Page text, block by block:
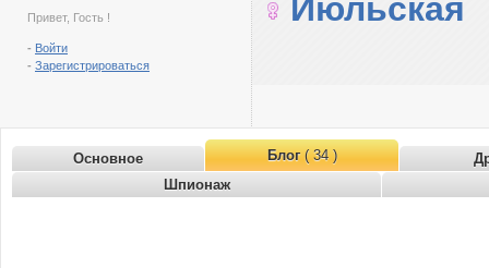
Привет, Гость !
- Войти
- Зарегистрироваться
Июльская
Основное Блог( 34 )
Шпионаж